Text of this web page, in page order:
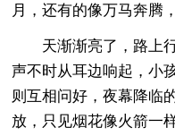
月，还有的像万马奔腾
天渐渐亮了，路上
声不时从耳边响起，小
则互相问好，夜幕降临
放，只见烟花像火箭一